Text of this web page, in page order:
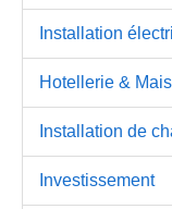
Installation
Hotellerie &
Installation de
Investissement